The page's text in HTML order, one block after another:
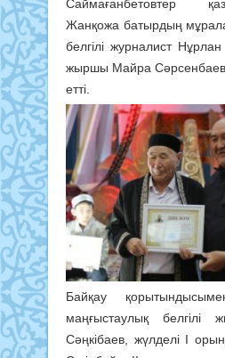
Саймағанбетовтер
Жанқожа батырдың
белгілі журналист
жыршы Майра
етті.
Байқау
маңғыстаулық белгілі
Сәңкібаев, жүлделі I